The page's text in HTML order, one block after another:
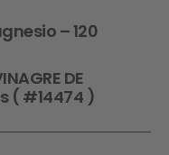
– 120
DE
( #14474 )